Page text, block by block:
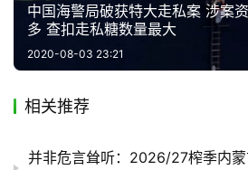
产
储
中国海警局破获特大走私案 涉案
多 查扣走私糖数量最大
2020-08-03 23:21
相关推荐
并非危言耸听：2026/27榨季内